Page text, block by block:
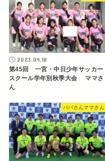
2023.09.18
第45回 一宮・中日少年サッカー
スクール学年別秋季大会 ママさ
ん
パパさんママさん